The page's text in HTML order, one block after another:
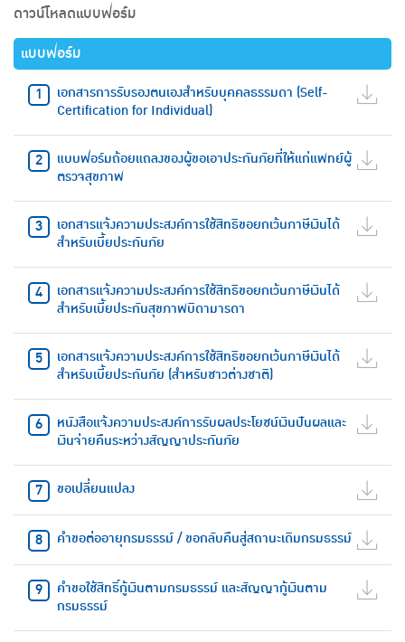
ดาวน์โหลดแบบฟอร์ม
แบบฟอร์ม
เอกสารการรับรองตนเองสำหรับบุคคลธรรมดา (Self-
Certification for Individual)
แบบฟอร์มถ้อยแถลงของผู้ขอเอาประกันภัยที่ให้แก่แพทย์ผู้
ตรวจสุขภาพ
เอกสารแจ้งความประสงค์การใช้สิทธิขอยกเว้นภาษีเงินได้
สำหรับเบี้ยประกันภัย
เอกสารแจ้งความประสงค์การใช้สิทธิขอยกเว้นภาษีเงินได้
สำหรับเบี้ยประกันสุขภาพบิดามารดา
เอกสารแจ้งความประสงค์การใช้สิทธิขอยกเว้นภาษีเงินได้
สำหรับเบี้ยประกันภัย (สำหรับชาวต่างชาติ)
หนังสือแจ้งความประสงค์การรับผลประโยชน์เงินปันผลและ
เงินจ่ายคืนระหว่างสัญญาประกันภัย
ขอเปลี่ยนแปลง
คำขอต่ออายุกรมธรรม์ / ขอกลับคืนสู่สถานะเดิมกรมธรรม์
คำขอใช้สิทธิ์กู้เงินตามกรมธรรม์ และสัญญากู้เงินตาม
กรมธรรม์